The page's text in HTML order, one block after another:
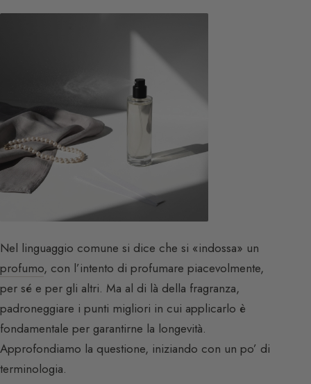
Nel linguaggio comune si dice che si «indossa» un
profumo, con l’intento di profumare piacevolmente,
per sé e per gli altri. Ma al di là della fragranza,
padroneggiare i punti migliori in cui applicarlo è
fondamentale per garantirne la longevità.
Approfondiamo la questione, iniziando con un po’ di
terminologia.